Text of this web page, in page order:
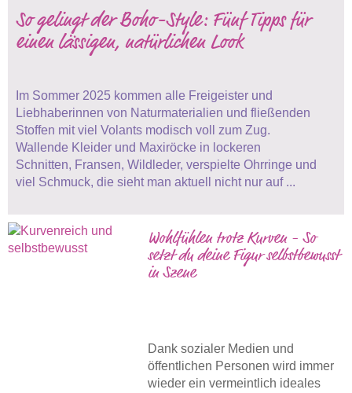
So gelingt der Boho-Style: Fünf Tipps für
einen lässigen, natürlichen Look
Im Sommer 2025 kommen alle Freigeister und
Liebhaberinnen von Naturmaterialien und fließenden
Stoffen mit viel Volants modisch voll zum Zug.
Wallende Kleider und Maxiröcke in lockeren
Schnitten, Fransen, Wildleder, verspielte Ohrringe und
viel Schmuck, die sieht man aktuell nicht nur auf ...
Wohlfühlen trotz Kurven - So
setzt du deine Figur selbstbewusst
in Szene
Dank sozialer Medien und
öffentlichen Personen wird immer
wieder ein vermeintlich ideales